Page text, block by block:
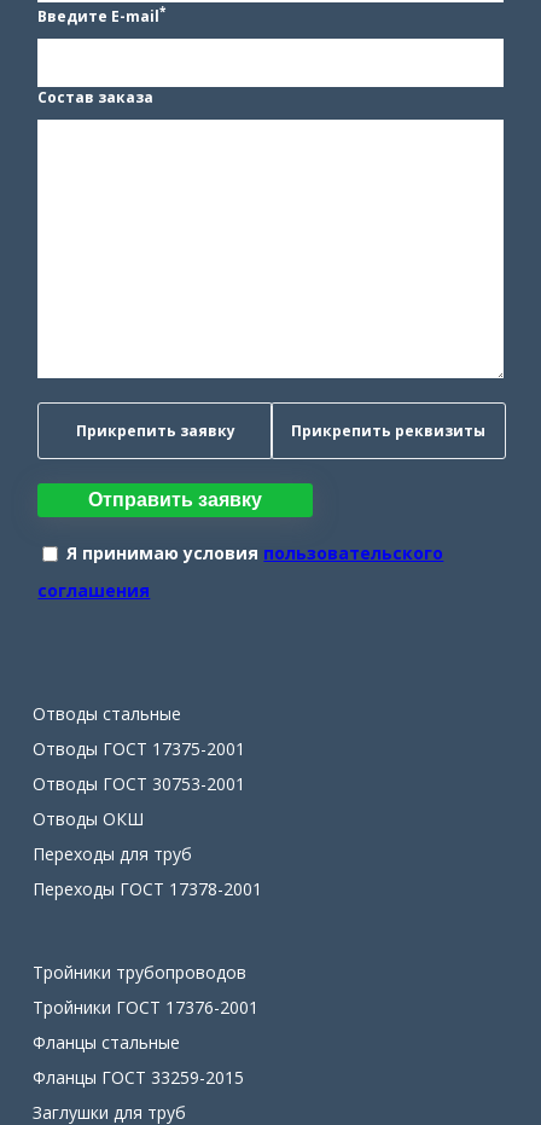
Введите E-mail*
Состав заказа
Прикрепить заявку Прикрепить реквизиты
Отправить заявку
Я принимаю условия пользовательского
соглашения
Отводы стальные
Отводы ГОСТ 17375-2001
Отводы ГОСТ 30753-2001
Отводы ОКШ
Переходы для труб
Переходы ГОСТ 17378-2001
Тройники трубопроводов
Тройники ГОСТ 17376-2001
Фланцы стальные
Фланцы ГОСТ 33259-2015
Заглушки для труб